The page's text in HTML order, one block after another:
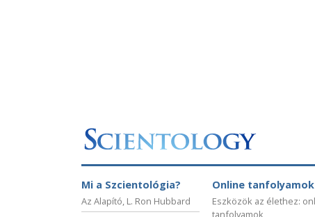
Mi a Szcientológia?
Az Alapító, L. Ron Hubbard
Online tanfolyamok
Eszközök az élethez:
tanfolyamok